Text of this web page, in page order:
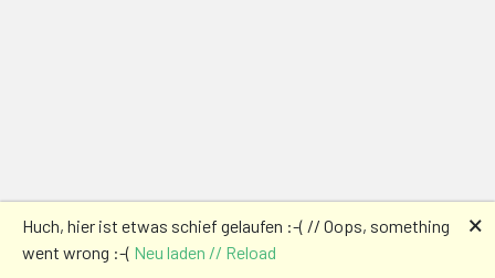
Huch, hier ist etwas schief gelaufen :-( // Oops, something
went wrong :-( Neu laden // Reload
🗙